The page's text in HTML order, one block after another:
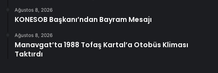
Ağustos 8, 2026
KONESOB Başkanı’ndan Bayram Mesajı
Ağustos 8, 2026
Manavgat’ta 1988 Tofaş Kartal’a Otobüs Kliması
Taktırdı